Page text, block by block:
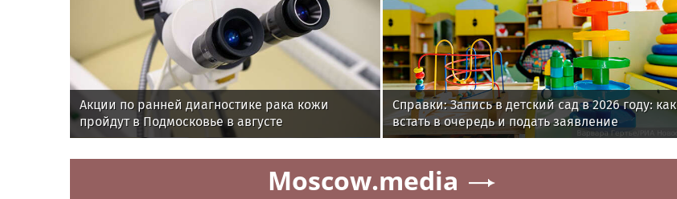
Акции по ранней диагностике рака кожи
пройдут в Подмосковье в августе
Справки: Запись в детский сад в 2026 году: как
встать в очередь и подать заявление
Moscow.media